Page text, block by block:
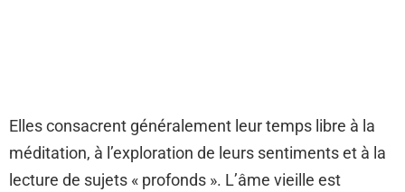
Elles consacrent généralement leur temps libre à la
méditation, à l’exploration de leurs sentiments et à la
lecture de sujets « profonds ». L’âme vieille est